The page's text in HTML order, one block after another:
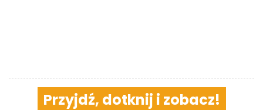
Przyjdź, dotknij i zobacz!